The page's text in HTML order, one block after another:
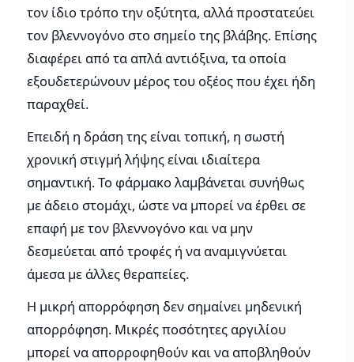
τον ίδιο τρόπο την οξύτητα, αλλά προστατεύει
τον βλεννογόνο στο σημείο της βλάβης. Επίσης
διαφέρει από τα απλά αντιόξινα, τα οποία
εξουδετερώνουν μέρος του οξέος που έχει ήδη
παραχθεί.
Επειδή η δράση της είναι τοπική, η σωστή
χρονική στιγμή λήψης είναι ιδιαίτερα
σημαντική. Το φάρμακο λαμβάνεται συνήθως
με άδειο στομάχι, ώστε να μπορεί να έρθει σε
επαφή με τον βλεννογόνο και να μην
δεσμεύεται από τροφές ή να αναμιγνύεται
άμεσα με άλλες θεραπείες.
Η μικρή απορρόφηση δεν σημαίνει μηδενική
απορρόφηση. Μικρές ποσότητες αργιλίου
μπορεί να απορροφηθούν και να αποβληθούν